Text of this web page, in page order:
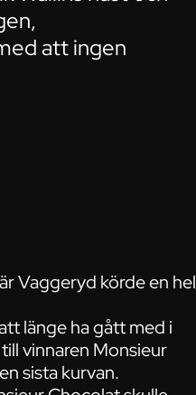
att ingen
Vaggeryd körde en hel
länge ha gått med i
vinnaren Monsieur
sista kurvan.